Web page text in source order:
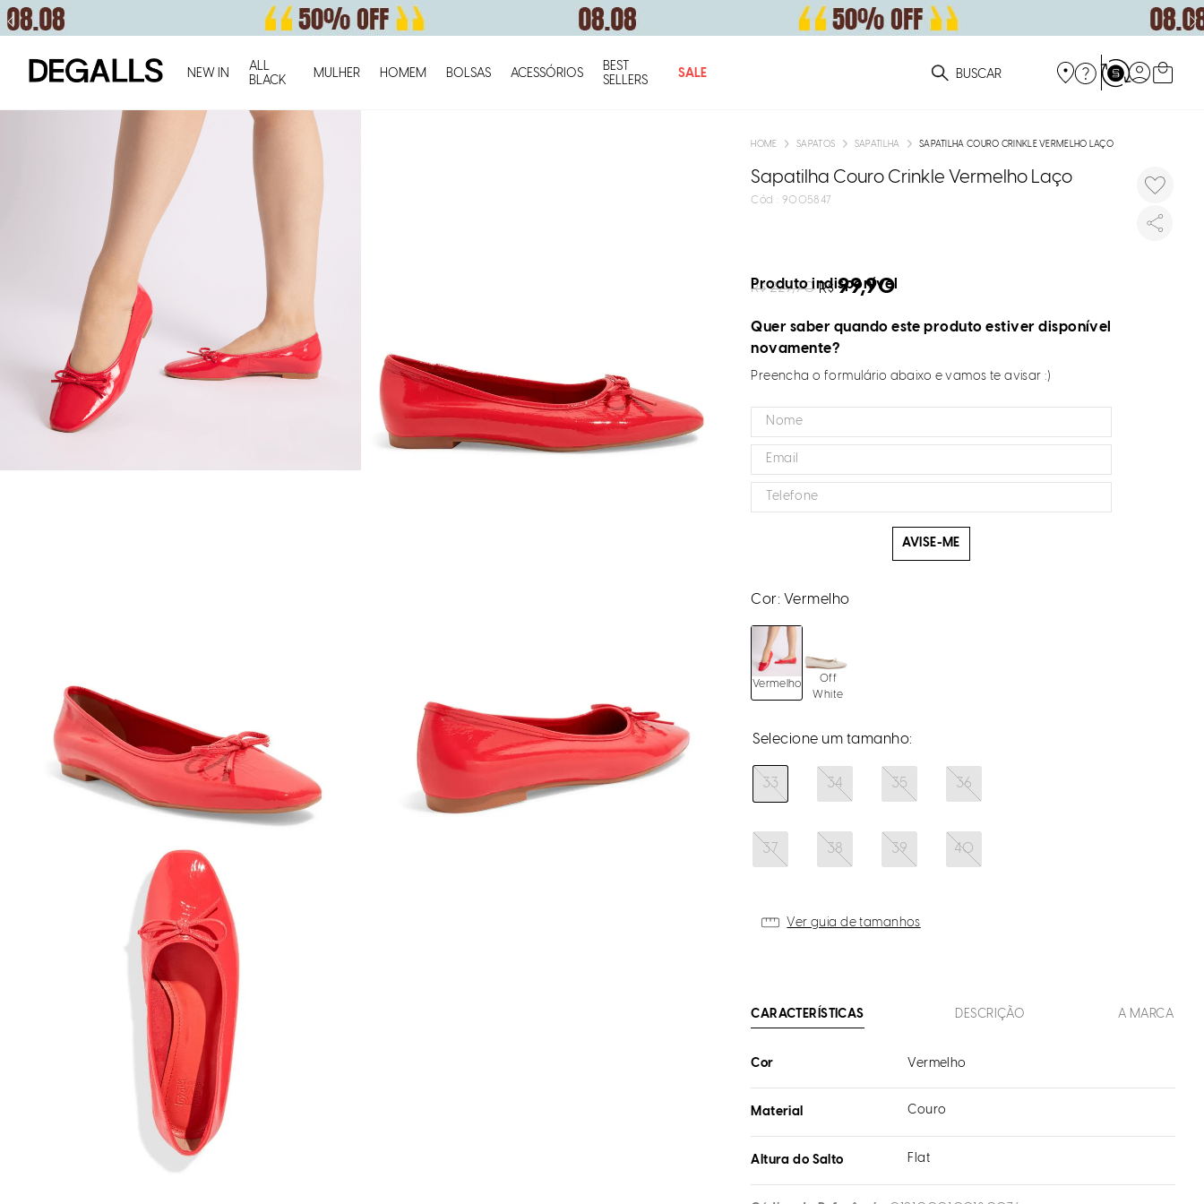
NEW IN
ALL
BLACK
MULHER HOMEM BOLSAS ACESSÓRIOS
BEST
SELLERS
SALE O que você está procurando?
SAPATOS SAPATILHA SAPATILHA COURO CRINKLE VERMELHO LAÇO
Sapatilha Couro Crinkle Vermelho Laço
: 9005847
R$ 229,90 R$ 99,90
Produto indisponível
Quer saber quando este produto estiver disponível
novamente?
Preencha o formulário abaixo e vamos te avisar :)
AVISE-ME
Cor: Vermelho
Vermelho
Off
White
33 34 35 36
37 38 39 40
Ver guia de tamanhos
CARACTERÍSTICAS DESCRIÇÃO A MARCA
Cor Vermelho
Material Couro
Altura do Salto Flat